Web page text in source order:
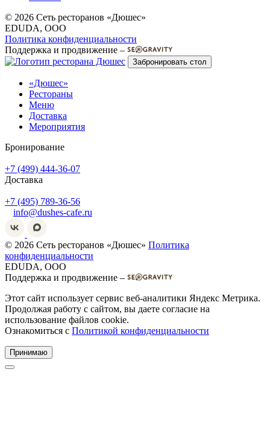
© 2026 Сеть ресторанов «Дюшес»
EDUDA, OOO
Политика конфиденциальности
Поддержка и продвижение –
Забронировать стол
«Дюшес»
Рестораны
Меню
Доставка
Мероприятия
Бронирование
+7 (499) 444-36-07
Доставка
+7 (495) 789-36-56
info@dushes-cafe.ru
© 2026 Сеть ресторанов «Дюшес» Политика
конфиденциальности
EDUDA, OOO
Поддержка и продвижение –
Этот сайт использует сервис веб-аналитики Яндекс Метрика.
Продолжая работу с сайтом, вы даете согласие на
использование файлов cookie.
Ознакомиться с Политикой конфиденциальности
Принимаю